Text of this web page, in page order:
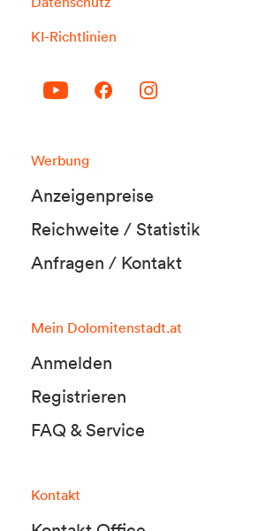
KI-Richtlinien
Werbung
Anzeigenpreise
Reichweite / Statistik
Anfragen / Kontakt
Mein Dolomitenstadt.at
Anmelden
Registrieren
FAQ & Service
Kontakt